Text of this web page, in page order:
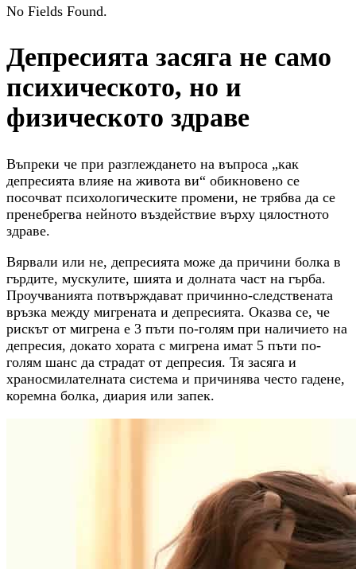
No Fields Found.
Депресията засяга не само
психическото, но и
физическото здраве
Въпреки че при разглеждането на въпроса „как
депресията влияе на живота ви“ обикновено се
посочват психологическите промени, не трябва да се
пренебрегва нейното въздействие върху цялостното
здраве.
Вярвали или не, депресията може да причини болка в
гърдите, мускулите, шията и долната част на гърба.
Проучванията потвърждават причинно-следствената
връзка между мигрената и депресията. Оказва се, че
рискът от мигрена е 3 пъти по-голям при наличието на
депресия, докато хората с мигрена имат 5 пъти по-
голям шанс да страдат от депресия. Тя засяга и
храносмилателната система и причинява често гадене,
коремна болка, диария или запек.